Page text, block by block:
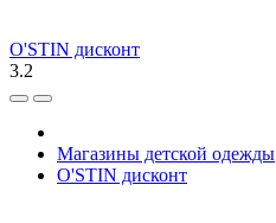
O'STIN дисконт
3.2
Магазины детской одежды
O'STIN дисконт